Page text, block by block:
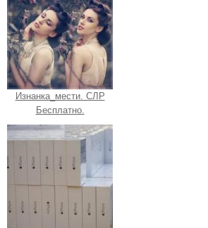
Изнанка_мести. СЛР
Бесплатно.